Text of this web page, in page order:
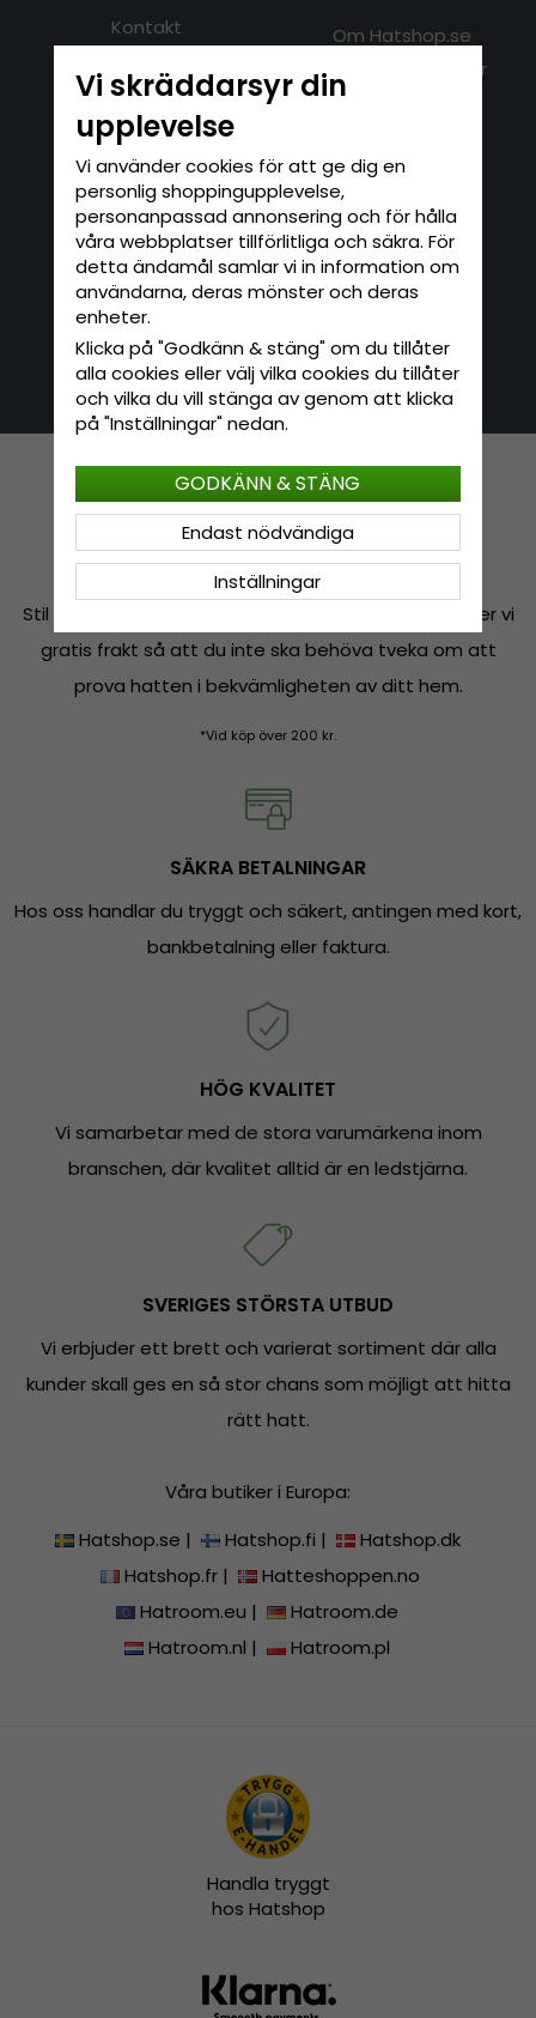
Kontakt
Köpvillkor
Logga in
Om Hatshop.se
Populära sökningar
Nyhetsbrev
Skriv in din e-postadress här för att
anmäla dig till vårt nyhetsbrev.
De uppgifter du matar in kommer endast
användas till våra nyhetsbrev.
FRI FRAKT*
Stil ska inte kosta mer än nödvändigt, därför erbjuder vi
gratis frakt så att du inte ska behöva tveka om att
prova hatten i bekvämligheten av ditt hem.
*Vid köp över 200 kr.
SÄKRA BETALNINGAR
Hos oss handlar du tryggt och säkert, antingen med kort,
bankbetalning eller faktura.
HÖG KVALITET
Vi samarbetar med de stora varumärkena inom
branschen, där kvalitet alltid är en ledstjärna.
SVERIGES STÖRSTA UTBUD
Vi erbjuder ett brett och varierat sortiment där alla
kunder skall ges en så stor chans som möjligt att hitta
rätt hatt.
Våra butiker i Europa:
Hatshop.se | Hatshop.fi |
Hatshop.dk
Hatshop.fr|
Hatteshoppen.no
Hatroom.eu |
Hatroom.de
Hatroom.nl | Hatroom.pl
Handla tryggt
hos Hatshop
Vi skräddarsyr din
upplevelse
Vi använder cookies för att ge dig en
personlig shoppingupplevelse,
personanpassad annonsering och för hålla
våra webbplatser tillförlitliga och säkra. För
detta ändamål samlar vi in information om
användarna, deras mönster och deras
enheter.
Klicka på "Godkänn & stäng" om du tillåter
alla cookies eller välj vilka cookies du tillåter
och vilka du vill stänga av genom att klicka
på "Inställningar" nedan.
Inställningar
Endast nödvändiga
GODKÄNN & STÄNG